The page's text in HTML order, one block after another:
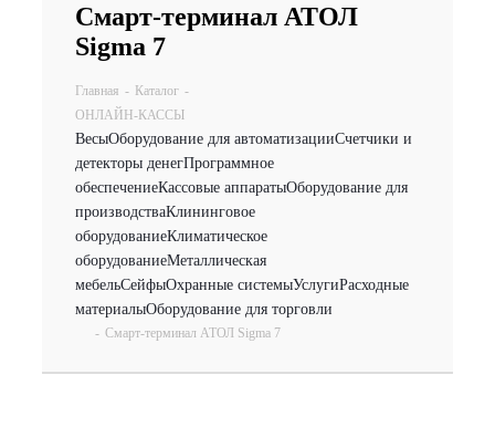
Смарт-терминал АТОЛ
Sigma 7
Главная - Каталог -
ОНЛАЙН-КАССЫ
ВесыОборудование для автоматизацииСчетчики и
детекторы денегПрограммное
обеспечениеКассовые аппаратыОборудование для
производстваКлининговое
оборудованиеКлиматическое
оборудованиеМеталлическая
мебельСейфыОхранные системыУслугиРасходные
материалыОборудование для торговли
- Смарт-терминал АТОЛ Sigma 7